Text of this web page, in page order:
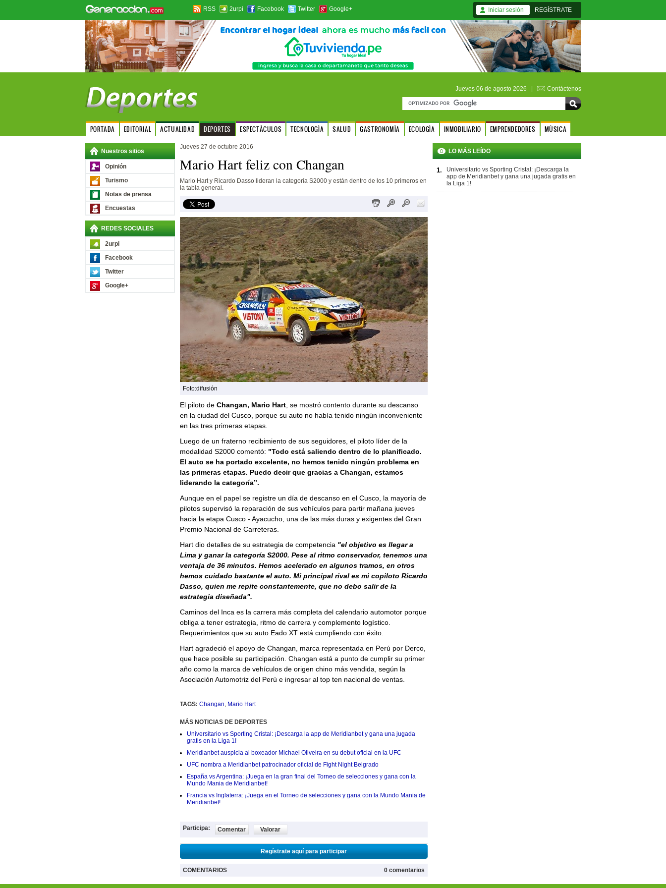
RSS 2urpi Facebook Twitter Google+ Iniciar sesión REGÍSTRATE
Jueves 06 de agosto 2026 | Contáctenos
PORTADA EDITORIAL ACTUALIDAD DEPORTES ESPECTÁCULOS TECNOLOGÍA SALUD GASTRONOMÍA ECOLOGÍA INMOBILIARIO EMPRENDEDORES MÚSICA
Nuestros sitios
Opinión
Turismo
Notas de prensa
Encuestas
REDES SOCIALES
2urpi
Facebook
Twitter
Google+
Jueves 27 de octubre 2016
Mario Hart feliz con Changan
Mario Hart y Ricardo Dasso lideran la categoría S2000 y están dentro de los 10 primeros en
la tabla general.
Foto:difusión
El piloto de Changan, Mario Hart, se mostró contento durante su descanso
en la ciudad del Cusco, porque su auto no había tenido ningún inconveniente
en las tres primeras etapas.
Luego de un fraterno recibimiento de sus seguidores, el piloto líder de la
modalidad S2000 comentó: "Todo está saliendo dentro de lo planificado.
El auto se ha portado excelente, no hemos tenido ningún problema en
las primeras etapas. Puedo decir que gracias a Changan, estamos
liderando la categoría’’.
Aunque en el papel se registre un día de descanso en el Cusco, la mayoría de
pilotos supervisó la reparación de sus vehículos para partir mañana jueves
hacia la etapa Cusco - Ayacucho, una de las más duras y exigentes del Gran
Premio Nacional de Carreteras.
Hart dio detalles de su estrategia de competencia "el objetivo es llegar a
Lima y ganar la categoría S2000. Pese al ritmo conservador, tenemos una
ventaja de 36 minutos. Hemos acelerado en algunos tramos, en otros
hemos cuidado bastante el auto. Mi principal rival es mi copiloto Ricardo
Dasso, quien me repite constantemente, que no debo salir de la
estrategia diseñada".
Caminos del Inca es la carrera más completa del calendario automotor porque
obliga a tener estrategia, ritmo de carrera y complemento logístico.
Requerimientos que su auto Eado XT está cumpliendo con éxito.
Hart agradeció el apoyo de Changan, marca representada en Perú por Derco,
que hace posible su participación. Changan está a punto de cumplir su primer
año como la marca de vehículos de origen chino más vendida, según la
Asociación Automotriz del Perú e ingresar al top ten nacional de ventas.
TAGS: Changan, Mario Hart
MÁS NOTICIAS DE DEPORTES
Universitario vs Sporting Cristal: ¡Descarga la app de Meridianbet y gana una jugada
gratis en la Liga 1!
Meridianbet auspicia al boxeador Michael Oliveira en su debut oficial en la UFC
UFC nombra a Meridianbet patrocinador oficial de Fight Night Belgrado
España vs Argentina: ¡Juega en la gran final del Torneo de selecciones y gana con la
Mundo Mania de Meridianbet!
Francia vs Inglaterra: ¡Juega en el Torneo de selecciones y gana con la Mundo Mania de
Meridianbet!
Participa: Comentar Valorar
Regístrate aquí para participar
COMENTARIOS 0 comentarios
LO MÁS LEÍDO
1.
Universitario vs Sporting Cristal: ¡Descarga la
app de Meridianbet y gana una jugada gratis en
la Liga 1!